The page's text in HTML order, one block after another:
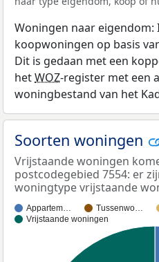
Woningen naar
koopwoningen op basis
Dit is gedaan met een
hetWOZ-register met een
woningbestand van het
Soorten woningen
Vrijstaande woningen
postcodegebied 7554: er
woningtype vrijstaande
Appartem… Tussenwo…
Vrijstaande woningen